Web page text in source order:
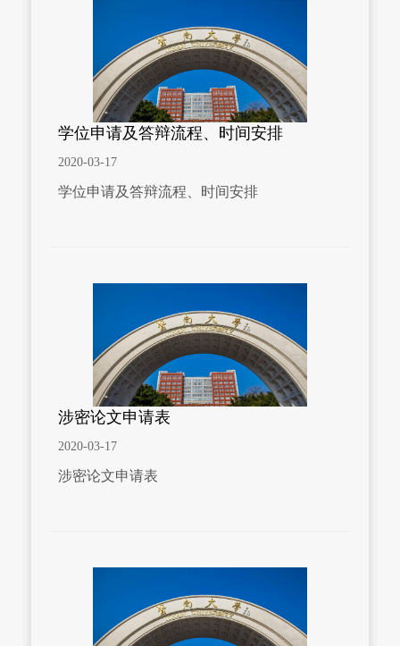
学位申请及答辩流程、时间安排
2020-03-17
学位申请及答辩流程、时间安排
涉密论文申请表
2020-03-17
涉密论文申请表